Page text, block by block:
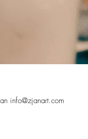
info@zjanart.com